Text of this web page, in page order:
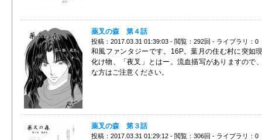
薬叉の森 第４話
投稿：2017.03.31 01:39:03 - 閲覧：292回 - ライブラリ：0
和風ファンタジーです。16P。葉月の住む村に突如
化け物、「夜叉」とはー。流血描写がありますので
な方はご注意ください。
薬叉の森 第３話
投稿：2017.03.31 01:29:12 - 閲覧：306回 - ライブラリ：0